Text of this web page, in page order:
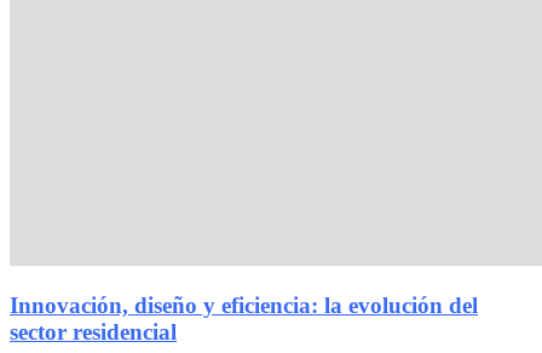
Innovación, diseño y eficiencia: la evolución del
sector residencial